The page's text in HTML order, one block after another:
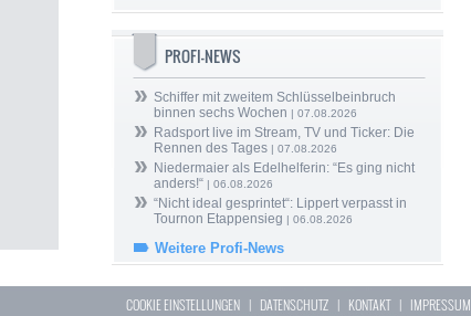
PROFI-NEWS
Schiffer mit zweitem Schlüsselbeinbruch
binnen sechs Wochen | 07.08.2026
Radsport live im Stream, TV und Ticker: Die
Rennen des Tages | 07.08.2026
Niedermaier als Edelhelferin: “Es ging nicht
anders!“ | 06.08.2026
“Nicht ideal gesprintet“: Lippert verpasst in
Tournon Etappensieg | 06.08.2026
Weitere Profi-News
COOKIE EINSTELLUNGEN | DATENSCHUTZ | KONTAKT| IMPRESSUM